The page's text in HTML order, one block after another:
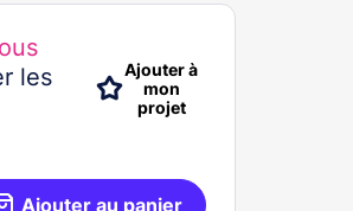
les
Ajouter à
mon
projet
Ajouter au panier